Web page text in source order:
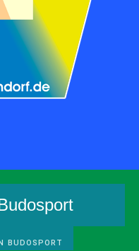
BUDOSPORT